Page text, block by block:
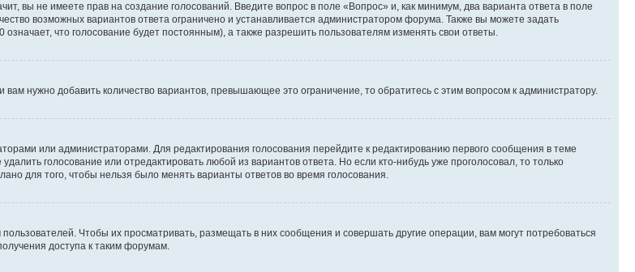
вы не имеете прав на создание голосований. Введите вопрос в поле «Вопрос» и, как минимум, два варианта ответа в поле
возможных вариантов ответа ограничено и устанавливается администратором форума. Также вы можете задать
что голосование будет постоянным), а также разрешить пользователям изменять свои ответы.
нужно добавить количество вариантов, превышающее это ограничение, то обратитесь с этим вопросом к администратору.
или администраторами. Для редактирования голосования перейдите к редактированию первого сообщения в теме
голосование или отредактировать любой из вариантов ответа. Но если кто-нибудь уже проголосовал, то только
для того, чтобы нельзя было менять варианты ответов во время голосования.
Чтобы их просматривать, размещать в них сообщения и совершать другие операции, вам могут потребоваться
доступа к таким форумам.